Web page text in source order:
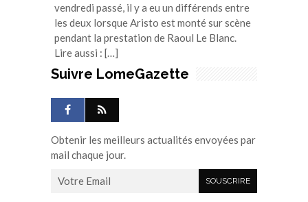
vendredi passé, il y a eu un différends entre
les deux lorsque Aristo est monté sur scène
pendant la prestation de Raoul Le Blanc.
Lire aussi : […]
Suivre LomeGazette
Obtenir les meilleurs actualités envoyées par
mail chaque jour.